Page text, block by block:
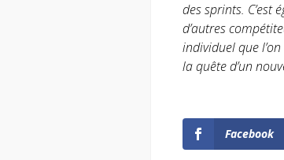
des sprints.
d’autres
individuel que
la quête d’un
Facebook